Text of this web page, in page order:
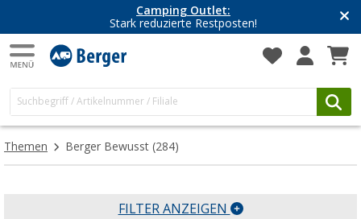
Camping Outlet:
Stark reduzierte Restposten!
Themen Berger Bewusst (284)
FILTER ANZEIGEN